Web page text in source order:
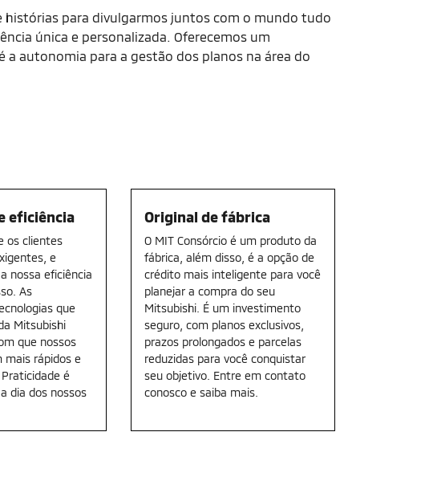
histórias para divulgarmos juntos com o mundo tudo
única e personalizada. Oferecemos um
autonomia para a gestão dos planos na área do
eficiência
os clientes
e
nossa eficiência
As
que
Mitsubishi
que nossos
mais rápidos e
é
dia dos nossos
Original de fábrica
O MIT Consórcio é um produto da
fábrica, além disso, é a opção de
crédito mais inteligente para você
planejar a compra do seu
Mitsubishi. É um investimento
seguro, com planos exclusivos,
prazos prolongados e parcelas
reduzidas para você conquistar
seu objetivo. Entre em contato
conosco e saiba mais.